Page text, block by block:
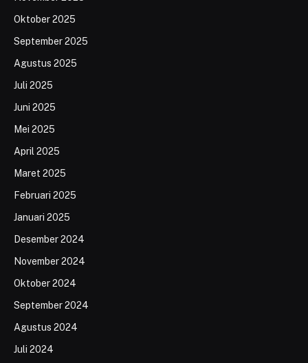
Oktober 2025
September 2025
Agustus 2025
Juli 2025
Juni 2025
Mei 2025
April 2025
Maret 2025
Februari 2025
Januari 2025
Desember 2024
November 2024
Oktober 2024
September 2024
Agustus 2024
Juli 2024